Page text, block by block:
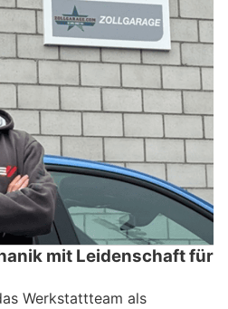
mit Leidenschaft für
Werkstattteam als